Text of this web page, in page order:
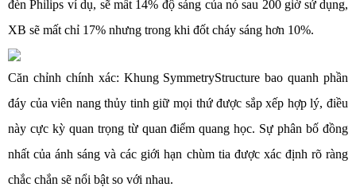
đèn Philips ví dụ, sẽ mất 14% độ sáng của nó sau 200 giờ sử dụng,
XB sẽ mất chỉ 17% nhưng trong khi đốt cháy sáng hơn 10%.
Căn chỉnh chính xác: Khung SymmetryStructure bao quanh phần
đáy của viên nang thủy tinh giữ mọi thứ được sắp xếp hợp lý, điều
này cực kỳ quan trọng từ quan điểm quang học. Sự phân bố đồng
nhất của ánh sáng và các giới hạn chùm tia được xác định rõ ràng
chắc chắn sẽ nổi bật so với nhau.